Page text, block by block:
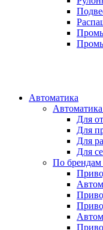
Автоматика
Для
Для
Для
Для
По брендам